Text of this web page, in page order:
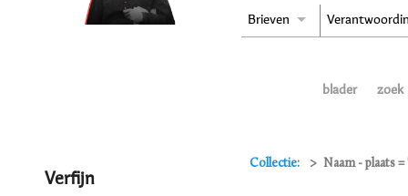
Brieven
blader zoek
Collectie: Naam - plaats
Verfijn